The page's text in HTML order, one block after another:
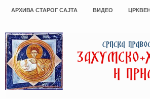
АРХИВА СТАРОГ САЈТА ВИДЕО